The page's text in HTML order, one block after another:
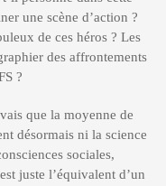
une scène d’action ?
de ces héros ? Les
des affrontements
?
que la moyenne de
désormais ni la science
sociales,
juste l’équivalent d’un